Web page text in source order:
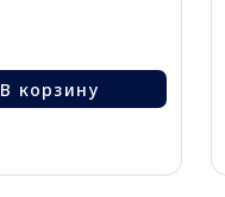
В корзину